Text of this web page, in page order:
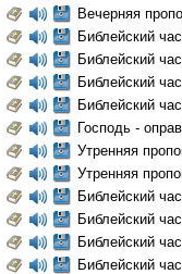
Вечерняя
Библейский час
Библейский час
Библейский час
Библейский час
Господь -
Утренняя
Утренняя
Библейский час
Библейский час
Библейский час
Библейский час